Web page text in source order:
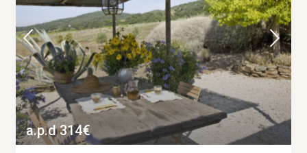
a.p.d 314€